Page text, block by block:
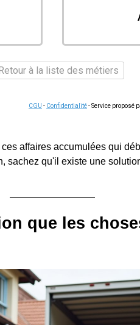
à la liste des métiers
CGU - Confidentialité- Service proposé
affaires accumulées qui
sachez qu'il existe une
que les